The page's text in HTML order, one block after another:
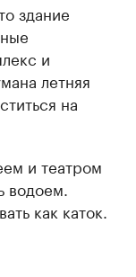
здание
и
летняя
на
и театром
водоем.
как каток.